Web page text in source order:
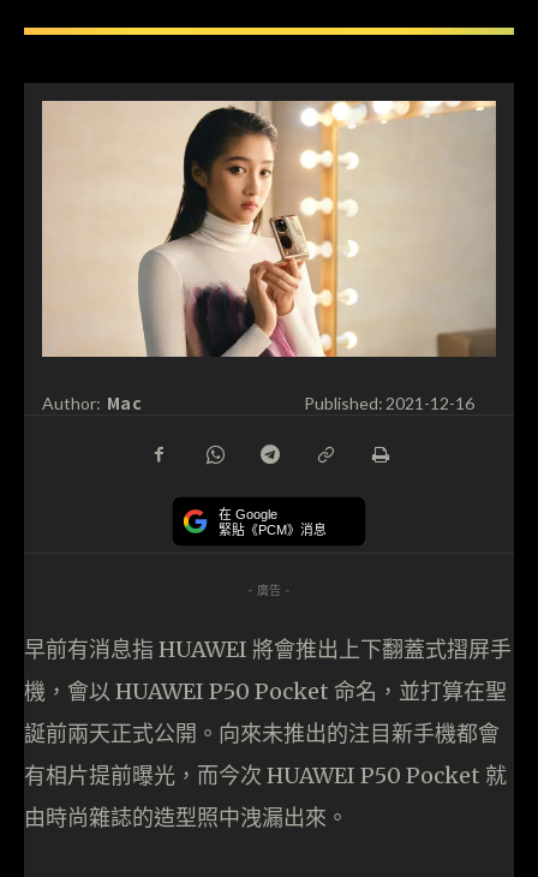
Author: Mac Published: 2021-12-16
在 Google
緊貼《PCM》消息
- 廣告 -
早前有消息指 HUAWEI 將會推出上下翻蓋式摺屏手
機，會以 HUAWEI P50 Pocket 命名，並打算在聖
誕前兩天正式公開。向來未推出的注目新手機都會
有相片提前曝光，而今次 HUAWEI P50 Pocket 就
由時尚雜誌的造型照中洩漏出來。